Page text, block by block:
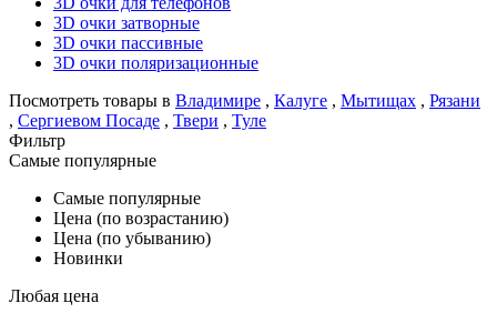
3D очки затворные
3D очки пассивные
3D очки поляризационные
Посмотреть товары в Владимире , Калуге , Мытищах , Рязани
, Сергиевом Посаде , Твери , Туле
Фильтр
Самые популярные
Самые популярные
Цена (по возрастанию)
Цена (по убыванию)
Новинки
Любая цена